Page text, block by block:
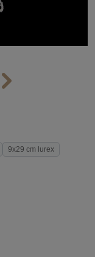
9x29 cm lurex